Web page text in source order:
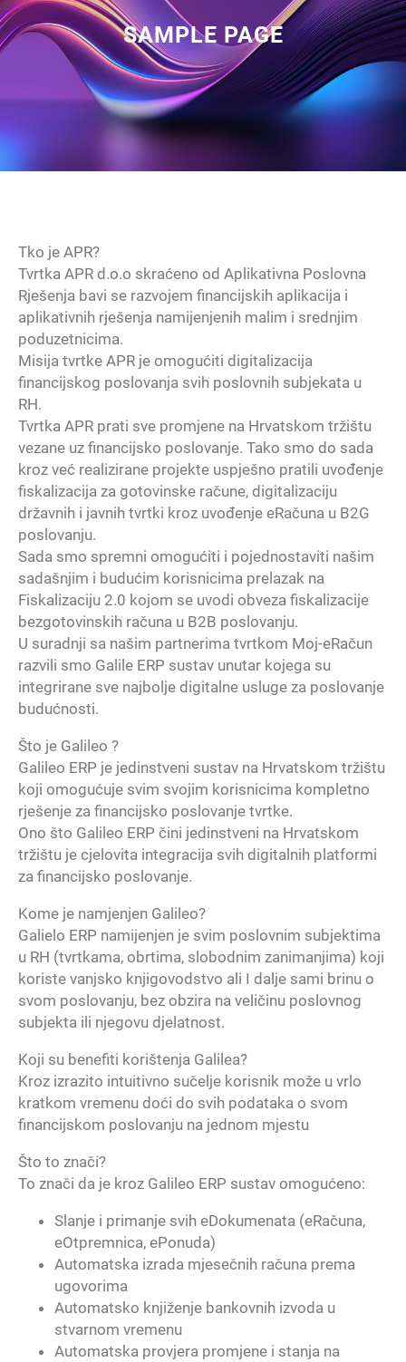
SAMPLE PAGE
Tko je APR?
Tvrtka APR d.o.o skraćeno od Aplikativna Poslovna
Rješenja bavi se razvojem financijskih aplikacija i
aplikativnih rješenja namijenjenih malim i srednjim
poduzetnicima.
Misija tvrtke APR je omogućiti digitalizacija
financijskog poslovanja svih poslovnih subjekata u
RH.
Tvrtka APR prati sve promjene na Hrvatskom tržištu
vezane uz financijsko poslovanje. Tako smo do sada
kroz već realizirane projekte uspješno pratili uvođenje
fiskalizacija za gotovinske račune, digitalizaciju
državnih i javnih tvrtki kroz uvođenje eRačuna u B2G
poslovanju.
Sada smo spremni omogućiti i pojednostaviti našim
sadašnjim i budućim korisnicima prelazak na
Fiskalizaciju 2.0 kojom se uvodi obveza fiskalizacije
bezgotovinskih računa u B2B poslovanju.
U suradnji sa našim partnerima tvrtkom Moj-eRačun
razvili smo Galile ERP sustav unutar kojega su
integrirane sve najbolje digitalne usluge za poslovanje
budućnosti.
Što je Galileo ?
Galileo ERP je jedinstveni sustav na Hrvatskom tržištu
koji omogućuje svim svojim korisnicima kompletno
rješenje za financijsko poslovanje tvrtke.
Ono što Galileo ERP čini jedinstveni na Hrvatskom
tržištu je cjelovita integracija svih digitalnih platformi
za financijsko poslovanje.
Kome je namjenjen Galileo?
Galielo ERP namijenjen je svim poslovnim subjektima
u RH (tvrtkama, obrtima, slobodnim zanimanjima) koji
koriste vanjsko knjigovodstvo ali I dalje sami brinu o
svom poslovanju, bez obzira na veličinu poslovnog
subjekta ili njegovu djelatnost.
Koji su benefiti korištenja Galilea?
Kroz izrazito intuitivno sučelje korisnik može u vrlo
kratkom vremenu doći do svih podataka o svom
financijskom poslovanju na jednom mjestu
Što to znači?
To znači da je kroz Galileo ERP sustav omogućeno:
Slanje i primanje svih eDokumenata (eRačuna,
eOtpremnica, ePonuda)
Automatska izrada mjesečnih računa prema
ugovorima
Automatsko knjiženje bankovnih izvoda u
stvarnom vremenu
Automatska provjera promjene i stanja na